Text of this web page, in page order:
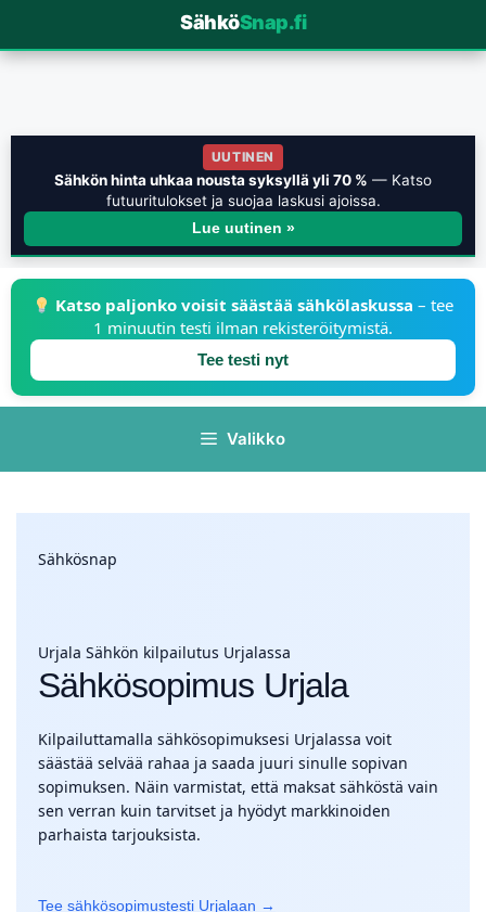
SähköSnap.fi
UUTINEN
Sähkön hinta uhkaa nousta syksyllä yli 70 % — Katso
futuuritulokset ja suojaa laskusi ajoissa.
Lue uutinen »
Katso paljonko voisit säästää sähkölaskussa – tee
1 minuutin testi ilman rekisteröitymistä.
Tee testi nyt
Valikko
Sähkösnap
Urjala Sähkön kilpailutus Urjalassa
Sähkösopimus Urjala
Kilpailuttamalla sähkösopimuksesi Urjalassa voit
säästää selvää rahaa ja saada juuri sinulle sopivan
sopimuksen. Näin varmistat, että maksat sähköstä vain
sen verran kuin tarvitset ja hyödyt markkinoiden
parhaista tarjouksista.
Tee sähkösopimustesti Urjalaan →